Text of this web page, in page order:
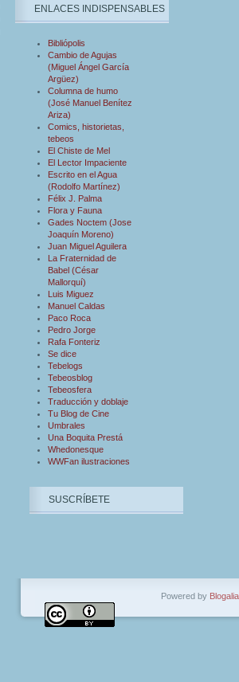
ENLACES INDISPENSABLES
Bibliópolis
Cambio de Agujas
(Miguel Ángel García
Argüez)
Columna de humo
(José Manuel Benítez
Ariza)
Comics, historietas,
tebeos
El Chiste de Mel
El Lector Impaciente
Escrito en el Agua
(Rodolfo Martínez)
Félix J. Palma
Flora y Fauna
Gades Noctem (Jose
Joaquín Moreno)
Juan Miguel Aguilera
La Fraternidad de
Babel (César
Mallorquí)
Luis Miguez
Manuel Caldas
Paco Roca
Pedro Jorge
Rafa Fonteriz
Se dice
Tebelogs
Tebeosblog
Tebeosfera
Traducción y doblaje
Tu Blog de Cine
Umbrales
Una Boquita Prestá
Whedonesque
WWFan ilustraciones
SUSCRÍBETE
Powered by Blogalia